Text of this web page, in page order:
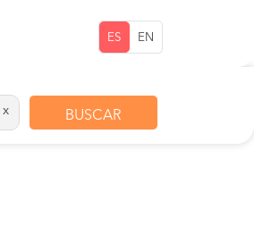
ES EN
x BUSCAR